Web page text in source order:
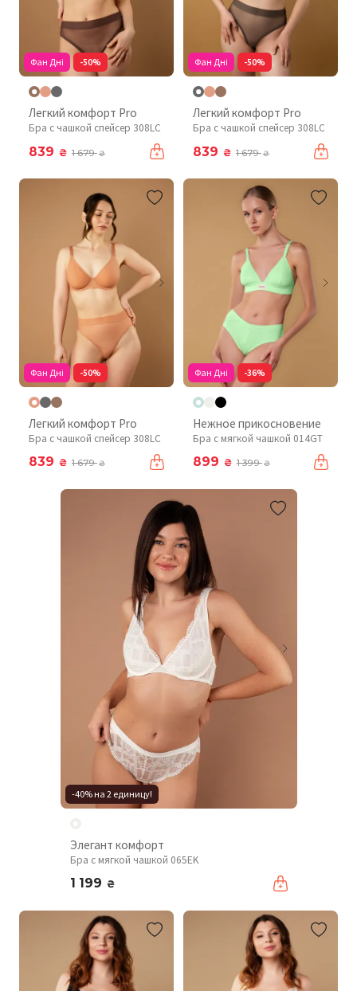
Фан Дні -50%
Легкий комфорт Pro
Бра с чашкой спейсер 308LC
839 ₴ 1 679₴
Фан Дні -50%
Легкий комфорт Pro
Бра с чашкой спейсер 308LC
839 ₴ 1 679₴
Фан Дні -50%
Легкий комфорт Pro
Бра с чашкой спейсер 308LC
839 ₴ 1 679₴
Фан Дні -36%
Нежное прикосновение
Бра с мягкой чашкой 014GT
899 ₴ 1 399₴
-40% на 2 единицу!
Элегант комфорт
Бра с мягкой чашкой 065EK
1 199 ₴